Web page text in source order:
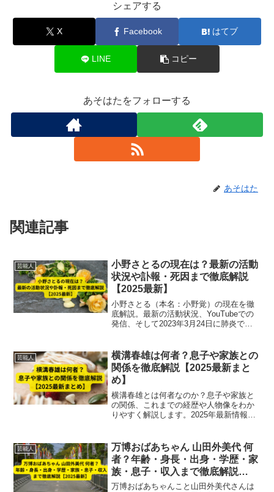
シェアする
X Facebook はてブ
LINE コピー
あそはたをフォローする
あそはた
関連記事
芸能人
小野さとるの現在は？最新の活動
状況や訃報・死因まで徹底解説
【2025最新】
小野さとる（本名：小野覚）の現在を徹
底解説。最新の活動状況、YouTubeでの
発信、そして2023年3月24日に肺炎で亡
芸能人
横溝春雄は何者？息子や家族との
関係を徹底解説【2025最新まと
め】
横溝春雄とは何者なのか？息子や家族と
の関係、これまでの経歴や人物像をわか
りやすく解説します。2025年最新情報を
芸能人
万博おばあちゃん 山田外美代 何
者？年齢・身長・出身・学歴・家
族・息子・収入まで徹底解説
【2025最新】
万博おばあちゃんこと山田外美代さんは